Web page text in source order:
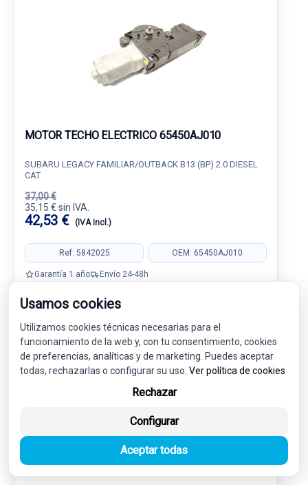
MOTOR TECHO ELECTRICO 65450AJ010
SUBARU LEGACY FAMILIAR/OUTBACK B13 (BP) 2.0 DIESEL
CAT
37,00 €
35,15 € sin IVA.
42,53 € (IVA incl.)
Ref: 5842025 OEM: 65450AJ010
Garantía 1 año Envío 24-48h
-5% USADO NOVEDAD
Usamos cookies
Utilizamos cookies técnicas necesarias para el
funcionamiento de la web y, con tu consentimiento, cookies
de preferencias, analíticas y de marketing. Puedes aceptar
todas, rechazarlas o configurar su uso. Ver política de cookies
Rechazar
Configurar
Aceptar todas